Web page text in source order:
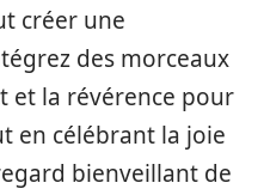
créer une
des morceaux
et la révérence pour
en célébrant la joie
bienveillant de